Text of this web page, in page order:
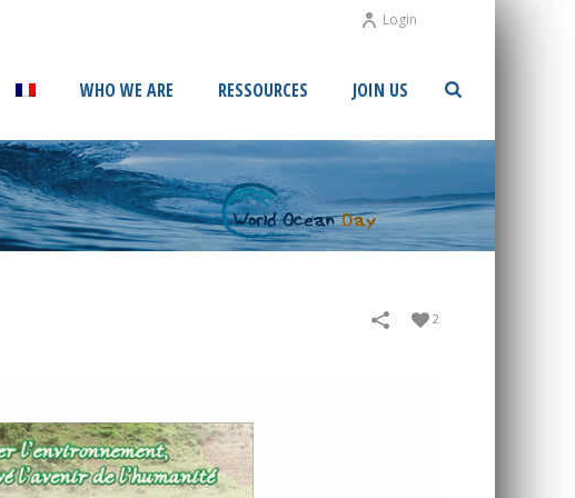
Login
WHO WE ARE RESSOURCES JOIN US
2